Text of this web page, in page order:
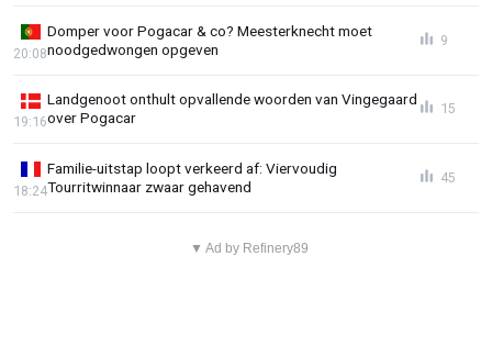
Domper voor Pogacar & co? Meesterknecht moet
noodgedwongen opgeven
20:08
9
Landgenoot onthult opvallende woorden van Vingegaard
over Pogacar
19:16
15
Familie-uitstap loopt verkeerd af: Viervoudig
Tourritwinnaar zwaar gehavend
18:24
45
▼ Ad by Refinery89